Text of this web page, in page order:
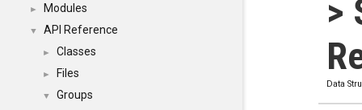
► Modules
▼ API Reference
► Classes
► Files
▼
Groups
>
Data